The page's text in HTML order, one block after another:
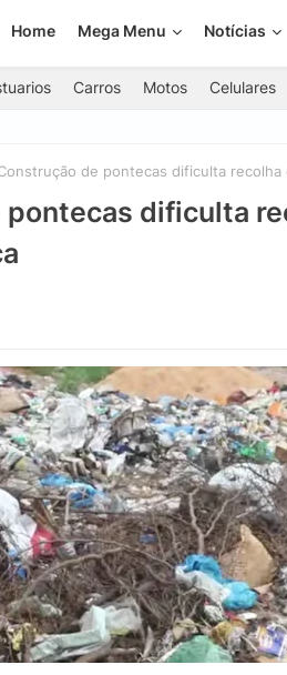
Home Mega Menu Notícias
Carros Motos Celulares
de pontecas dificulta
dificulta